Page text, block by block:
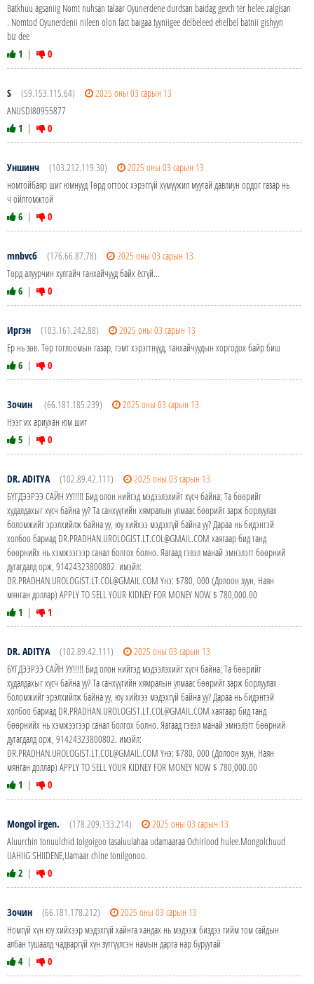
Batkhuu agsaniig Nomt nuhsan talaar Oyunerdene durdsan baidag gevch ter helee zalgisan
. Nomtod Oyunerdenii nileen olon fact baigaa tyyniigee delbeleed ehelbel batnii gishyyn
biz dee
1 | 0
S (59.153.115.64)
2025 оны 03 сарын 13
ANUSDI80955877
1 | 0
Уншинч (103.212.119.30)
2025 оны 03 сарын 13
номтойбаяр шиг юмнууд Төрд огтоос хэрэггүй хүмүүжил муутай давлиун ордог газар нь
ч ойлгомжтой
6 | 0
mnbvcб (176.66.87.78)
2025 оны 03 сарын 13
Төрд алуурчин хулгайч танхайчууд байх ёсгүй...
6 | 0
Иргэн (103.161.242.88)
2025 оны 03 сарын 13
Ер нь зөв. Төр тоглоомын газар, гэмт хэрэгтнүүд, танхайчуудын хоргодох байр биш
6 | 0
Зочин (66.181.185.239)
2025 оны 03 сарын 13
Нээг их ариухан юм шиг
5 | 0
DR. ADITYA (102.89.42.111)
2025 оны 03 сарын 13
БҮГДЭЭРЭЭ САЙН УУ!!!!! Бид олон нийтэд мэдээлэхийг хүсч байна; Та бөөрийг
худалдахыг хүсч байна уу? Та санхүүгийн хямралын улмаас бөөрийг зарж борлуулах
боломжийг эрэлхийлж байна уу, юу хийхээ мэдэхгүй байна уу? Дараа нь бидэнтэй
холбоо бариад DR.PRADHAN.UROLOGIST.LT.COL@GMAIL.COM хаягаар бид танд
бөөрнийх нь хэмжээгээр санал болгох болно. Яагаад гэвэл манай эмнэлэгт бөөрний
дутагдалд орж, 91424323800802. имэйл:
DR.PRADHAN.UROLOGIST.LT.COL@GMAIL.COM Yнэ: $780, 000 (Долоон зуун, Наян
мянган доллар) APPLY TO SELL YOUR KIDNEY FOR MONEY NOW $ 780,000.00
1 | 1
DR. ADITYA (102.89.42.111)
2025 оны 03 сарын 13
БҮГДЭЭРЭЭ САЙН УУ!!!!! Бид олон нийтэд мэдээлэхийг хүсч байна; Та бөөрийг
худалдахыг хүсч байна уу? Та санхүүгийн хямралын улмаас бөөрийг зарж борлуулах
боломжийг эрэлхийлж байна уу, юу хийхээ мэдэхгүй байна уу? Дараа нь бидэнтэй
холбоо бариад DR.PRADHAN.UROLOGIST.LT.COL@GMAIL.COM хаягаар бид танд
бөөрнийх нь хэмжээгээр санал болгох болно. Яагаад гэвэл манай эмнэлэгт бөөрний
дутагдалд орж, 91424323800802. имэйл:
DR.PRADHAN.UROLOGIST.LT.COL@GMAIL.COM Yнэ: $780, 000 (Долоон зуун, Наян
мянган доллар) APPLY TO SELL YOUR KIDNEY FOR MONEY NOW $ 780,000.00
1 | 0
Mongol irgen. (178.209.133.214)
2025 оны 03 сарын 13
Aluurchin tonuulchid tolgoigoo tasaluulahaa udamaaraa Ochirlood hulee.Mongolchuud
UAHIIG SHIIDENE,Uamaar chine tonilgonoo.
2 | 0
Зочин (66.181.178.212)
2025 оны 03 сарын 13
Номгүй хүн юу хийхээр мэдэхгүй хайнга хандах нь мэдээж биздээ тийм том сайдын
албан тушаалд чадваргүй хүн зүтгүүлсэн намын дарга нар буруутай
4 | 0